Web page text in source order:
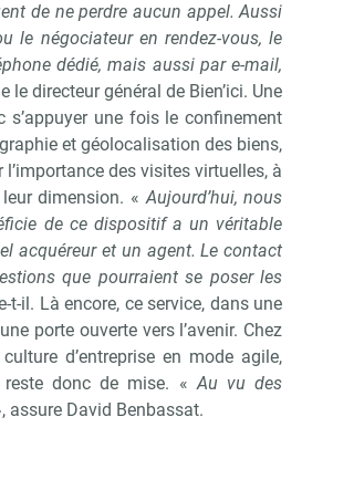
de ne perdre aucun appel. Aussi
le négociateur en rendez-vous, le
dédié, mais aussi par e-mail,
le directeur général de Bien’ici. Une
s’appuyer une fois le confinement
et géolocalisation des biens,
des visites virtuelles, à
leur dimension. «Aujourd’hui, nous
de ce dispositif a un véritable
acquéreur et un agent. Le contact
que pourraient se poser les
t-il. Là encore, ce service, dans une
porte ouverte vers l’avenir. Chez
d’entreprise en mode agile,
reste donc de mise. «Au vu des
assure David Benbassat.